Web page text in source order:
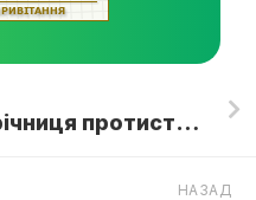
24 лютого 2023 року річниця протистояння українського народу російській навалі. Це найскладніший рік в історії незалежної України💙💛
НАЗАД